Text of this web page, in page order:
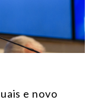
e novo